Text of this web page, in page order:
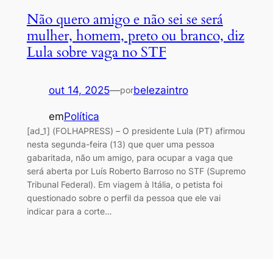
Não quero amigo e não sei se será
mulher, homem, preto ou branco, diz
Lula sobre vaga no STF
out 14, 2025—porbelezaintro
emPolítica
[ad_1] (FOLHAPRESS) – O presidente Lula (PT) afirmou
nesta segunda-feira (13) que quer uma pessoa
gabaritada, não um amigo, para ocupar a vaga que
será aberta por Luís Roberto Barroso no STF (Supremo
Tribunal Federal). Em viagem à Itália, o petista foi
questionado sobre o perfil da pessoa que ele vai
indicar para a corte…